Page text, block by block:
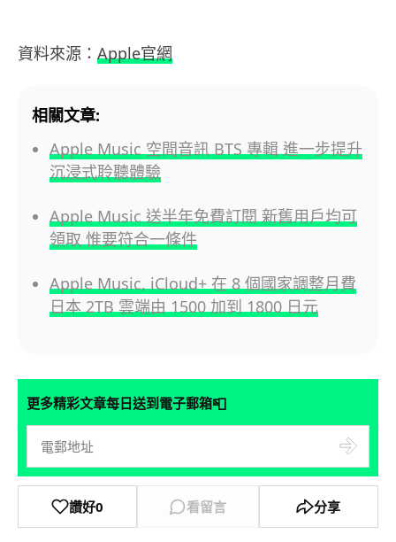
資料來源： Apple官網
相關文章:
Apple Music 空間音訊 BTS 專輯 進一步提升
沉浸式聆聽體驗
Apple Music 送半年免費訂閱 新舊用戶均可
領取 惟要符合一條件
Apple Music, iCloud+ 在 8 個國家調整月費
日本 2TB 雲端由 1500 加到 1800 日元
更多精彩文章每日送到電子郵箱📮
讚好0 看留言 分享